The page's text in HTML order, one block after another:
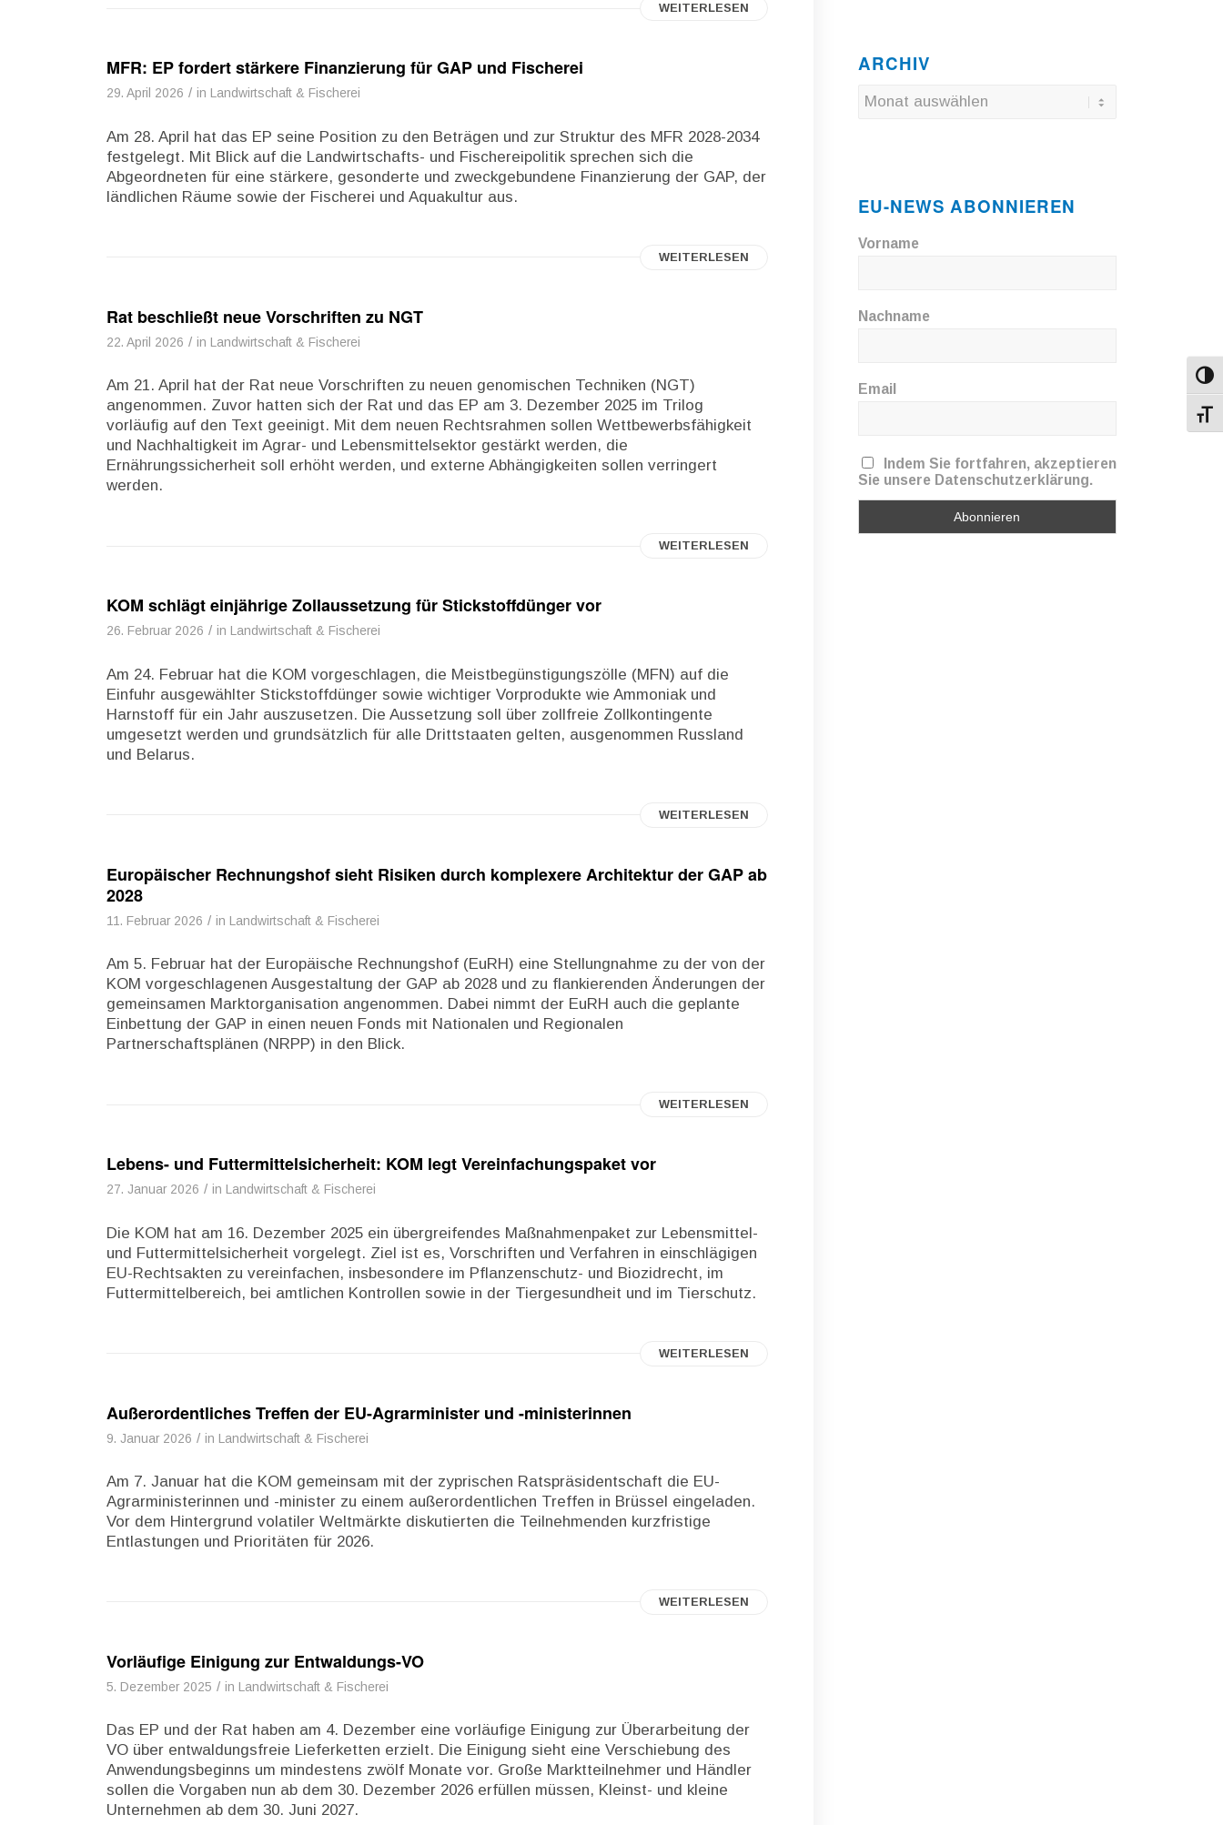
WEITERLESEN
MFR: EP fordert stärkere Finanzierung für GAP und Fischerei
29. April 2026 / in Landwirtschaft & Fischerei
Am 28. April hat das EP seine Position zu den Beträgen und zur Struktur des MFR 2028-2034
festgelegt. Mit Blick auf die Landwirtschafts- und Fischereipolitik sprechen sich die
Abgeordneten für eine stärkere, gesonderte und zweckgebundene Finanzierung der GAP, der
ländlichen Räume sowie der Fischerei und Aquakultur aus.
WEITERLESEN
Rat beschließt neue Vorschriften zu NGT
22. April 2026 / in Landwirtschaft & Fischerei
Am 21. April hat der Rat neue Vorschriften zu neuen genomischen Techniken (NGT)
angenommen. Zuvor hatten sich der Rat und das EP am 3. Dezember 2025 im Trilog
vorläufig auf den Text geeinigt. Mit dem neuen Rechtsrahmen sollen Wettbewerbsfähigkeit
und Nachhaltigkeit im Agrar- und Lebensmittelsektor gestärkt werden, die
Ernährungssicherheit soll erhöht werden, und externe Abhängigkeiten sollen verringert
werden.
WEITERLESEN
KOM schlägt einjährige Zollaussetzung für Stickstoffdünger vor
26. Februar 2026 / in Landwirtschaft & Fischerei
Am 24. Februar hat die KOM vorgeschlagen, die Meistbegünstigungszölle (MFN) auf die
Einfuhr ausgewählter Stickstoffdünger sowie wichtiger Vorprodukte wie Ammoniak und
Harnstoff für ein Jahr auszusetzen. Die Aussetzung soll über zollfreie Zollkontingente
umgesetzt werden und grundsätzlich für alle Drittstaaten gelten, ausgenommen Russland
und Belarus.
WEITERLESEN
Europäischer Rechnungshof sieht Risiken durch komplexere Architektur der GAP ab
2028
11. Februar 2026 / in Landwirtschaft & Fischerei
Am 5. Februar hat der Europäische Rechnungshof (EuRH) eine Stellungnahme zu der von der
KOM vorgeschlagenen Ausgestaltung der GAP ab 2028 und zu flankierenden Änderungen der
gemeinsamen Marktorganisation angenommen. Dabei nimmt der EuRH auch die geplante
Einbettung der GAP in einen neuen Fonds mit Nationalen und Regionalen
Partnerschaftsplänen (NRPP) in den Blick.
WEITERLESEN
Lebens- und Futtermittelsicherheit: KOM legt Vereinfachungspaket vor
27. Januar 2026 / in Landwirtschaft & Fischerei
Die KOM hat am 16. Dezember 2025 ein übergreifendes Maßnahmenpaket zur Lebensmittel-
und Futtermittelsicherheit vorgelegt. Ziel ist es, Vorschriften und Verfahren in einschlägigen
EU-Rechtsakten zu vereinfachen, insbesondere im Pflanzenschutz- und Biozidrecht, im
Futtermittelbereich, bei amtlichen Kontrollen sowie in der Tiergesundheit und im Tierschutz.
WEITERLESEN
Außerordentliches Treffen der EU-Agrarminister und -ministerinnen
9. Januar 2026 / in Landwirtschaft & Fischerei
Am 7. Januar hat die KOM gemeinsam mit der zyprischen Ratspräsidentschaft die EU-
Agrarministerinnen und -minister zu einem außerordentlichen Treffen in Brüssel eingeladen.
Vor dem Hintergrund volatiler Weltmärkte diskutierten die Teilnehmenden kurzfristige
Entlastungen und Prioritäten für 2026.
WEITERLESEN
Vorläufige Einigung zur Entwaldungs-VO
5. Dezember 2025 / in Landwirtschaft & Fischerei
Das EP und der Rat haben am 4. Dezember eine vorläufige Einigung zur Überarbeitung der
VO über entwaldungsfreie Lieferketten erzielt. Die Einigung sieht eine Verschiebung des
Anwendungsbeginns um mindestens zwölf Monate vor. Große Marktteilnehmer und Händler
sollen die Vorgaben nun ab dem 30. Dezember 2026 erfüllen müssen, Kleinst- und kleine
Unternehmen ab dem 30. Juni 2027.
ARCHIV
EU-NEWS ABONNIEREN
Vorname
Nachname
Email
Indem Sie fortfahren, akzeptieren
Sie unsere Datenschutzerklärung.